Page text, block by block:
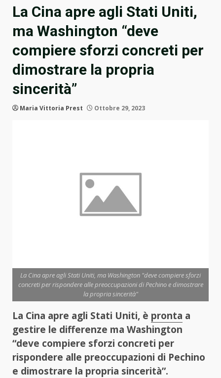
La Cina apre agli Stati Uniti,
ma Washington “deve
compiere sforzi concreti per
dimostrare la propria
sincerità”
Maria Vittoria Prest Ottobre 29, 2023
La Cina apre agli Stati Uniti, ma Washington "deve compiere sforzi
concreti per rispondere alle preoccupazioni di Pechino e dimostrare
la propria sincerità"
La Cina apre agli Stati Uniti, è pronta a
gestire le differenze ma Washington
“deve compiere sforzi concreti per
rispondere alle preoccupazioni di Pechino
e dimostrare la propria sincerità”.